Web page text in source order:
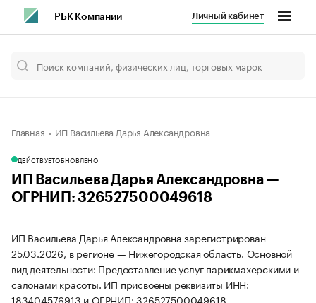
РБК Компании Личный кабинет
Главная ИП Васильева Дарья Александровна
ДЕЙСТВУЕТОБНОВЛЕНО
ИП Васильева Дарья Александровна —
ОГРНИП: 326527500049618
ИП Васильева Дарья Александровна зарегистрирован
25.03.2026, в регионе — Нижегородская область. Основной
вид деятельности: Предоставление услуг парикмахерскими и
салонами красоты. ИП присвоены реквизиты ИНН:
183404576913 и ОГРНИП: 326527500049618.